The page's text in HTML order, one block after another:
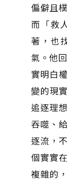
偏僻且
而「救
著，也
氣。他
實明白
變的現
追逐理
吞噬、
逐流，
個實實
複雜的